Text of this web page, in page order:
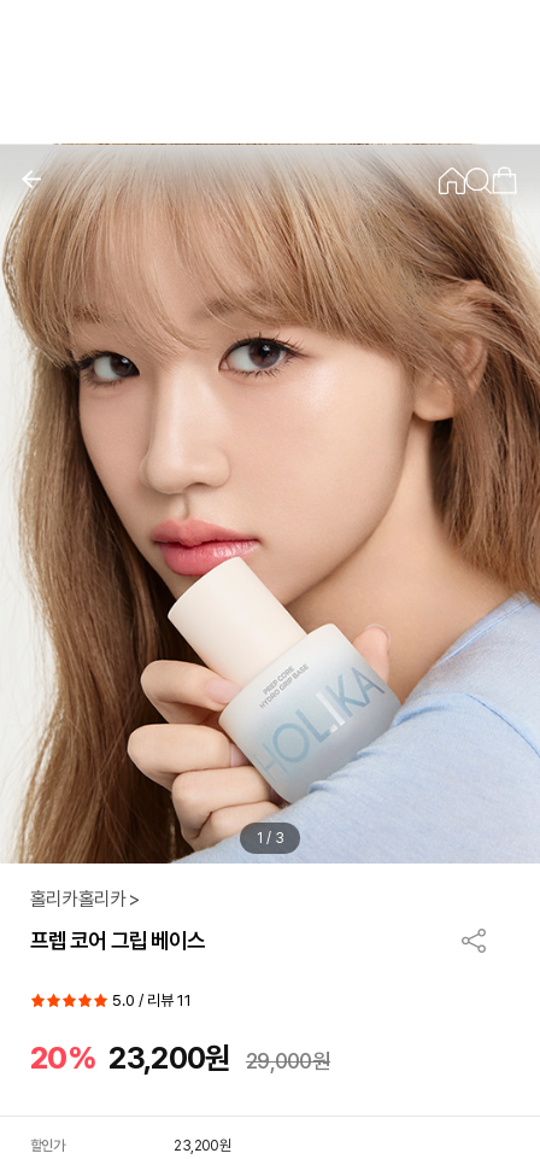
1 / 3
홀리카홀리카 >
프렙 코어 그립 베이스
5.0 / 리뷰 11
20% 23,200원 29,000원
할인가 23,200원